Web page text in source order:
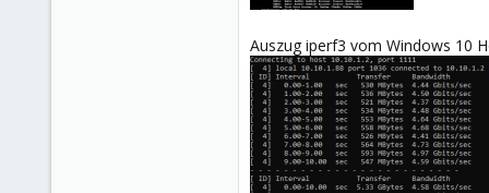
Auszug iperf3 vom Windows 10